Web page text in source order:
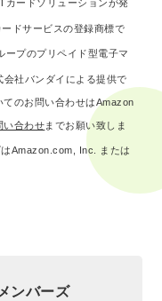
ードソリューションが発
ドサービスの登録商標で
プのプリペイド型電子マ
社バンダイによる提供で
のお問い合わせはAmazon
い合わせまでお願い致しま
Amazon.com, Inc. または
ンバーズ